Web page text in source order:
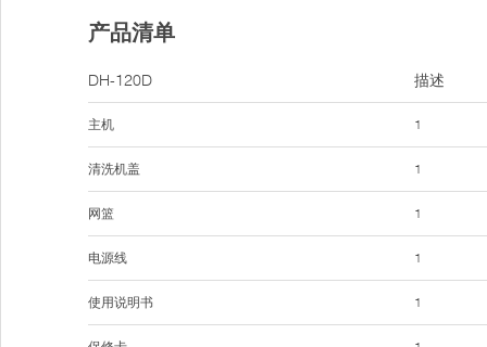
产品清单
DH-120D
主机
清洗机盖
网篮
电源线
使用说明书
描述
1
1
1
1
1